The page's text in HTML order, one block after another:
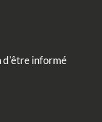
d'être informé